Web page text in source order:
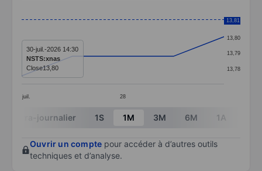
The chart has 1 X axis displaying categories.
The chart has 1 Y axis displaying values. Data
juil. 28
13,78
13,79
13,80
13,81
13,81
30-juil.-2026 14:30
NSTS:xnas
Close13,80
End of interactive chart.
Intra-journalier 1S 1M 3M 6M 1A
Ouvrir un compte pour accéder à d’autres outils
techniques et d’analyse.